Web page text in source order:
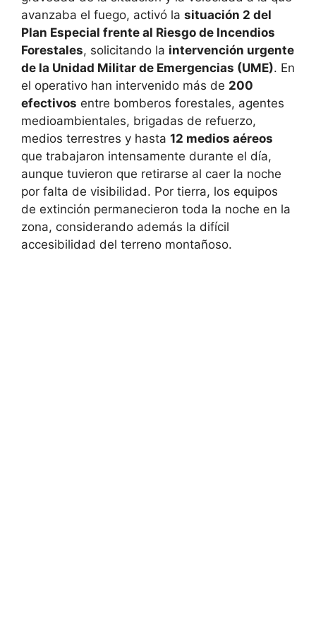
avanzaba el fuego, activó la situación 2 del
Plan Especial frente al Riesgo de Incendios
Forestales, solicitando la intervención urgente
de la Unidad Militar de Emergencias (UME). En
el operativo han intervenido más de 200
efectivos entre bomberos forestales, agentes
medioambientales, brigadas de refuerzo,
medios terrestres y hasta 12 medios aéreos
que trabajaron intensamente durante el día,
aunque tuvieron que retirarse al caer la noche
por falta de visibilidad. Por tierra, los equipos
de extinción permanecieron toda la noche en la
zona, considerando además la difícil
accesibilidad del terreno montañoso.